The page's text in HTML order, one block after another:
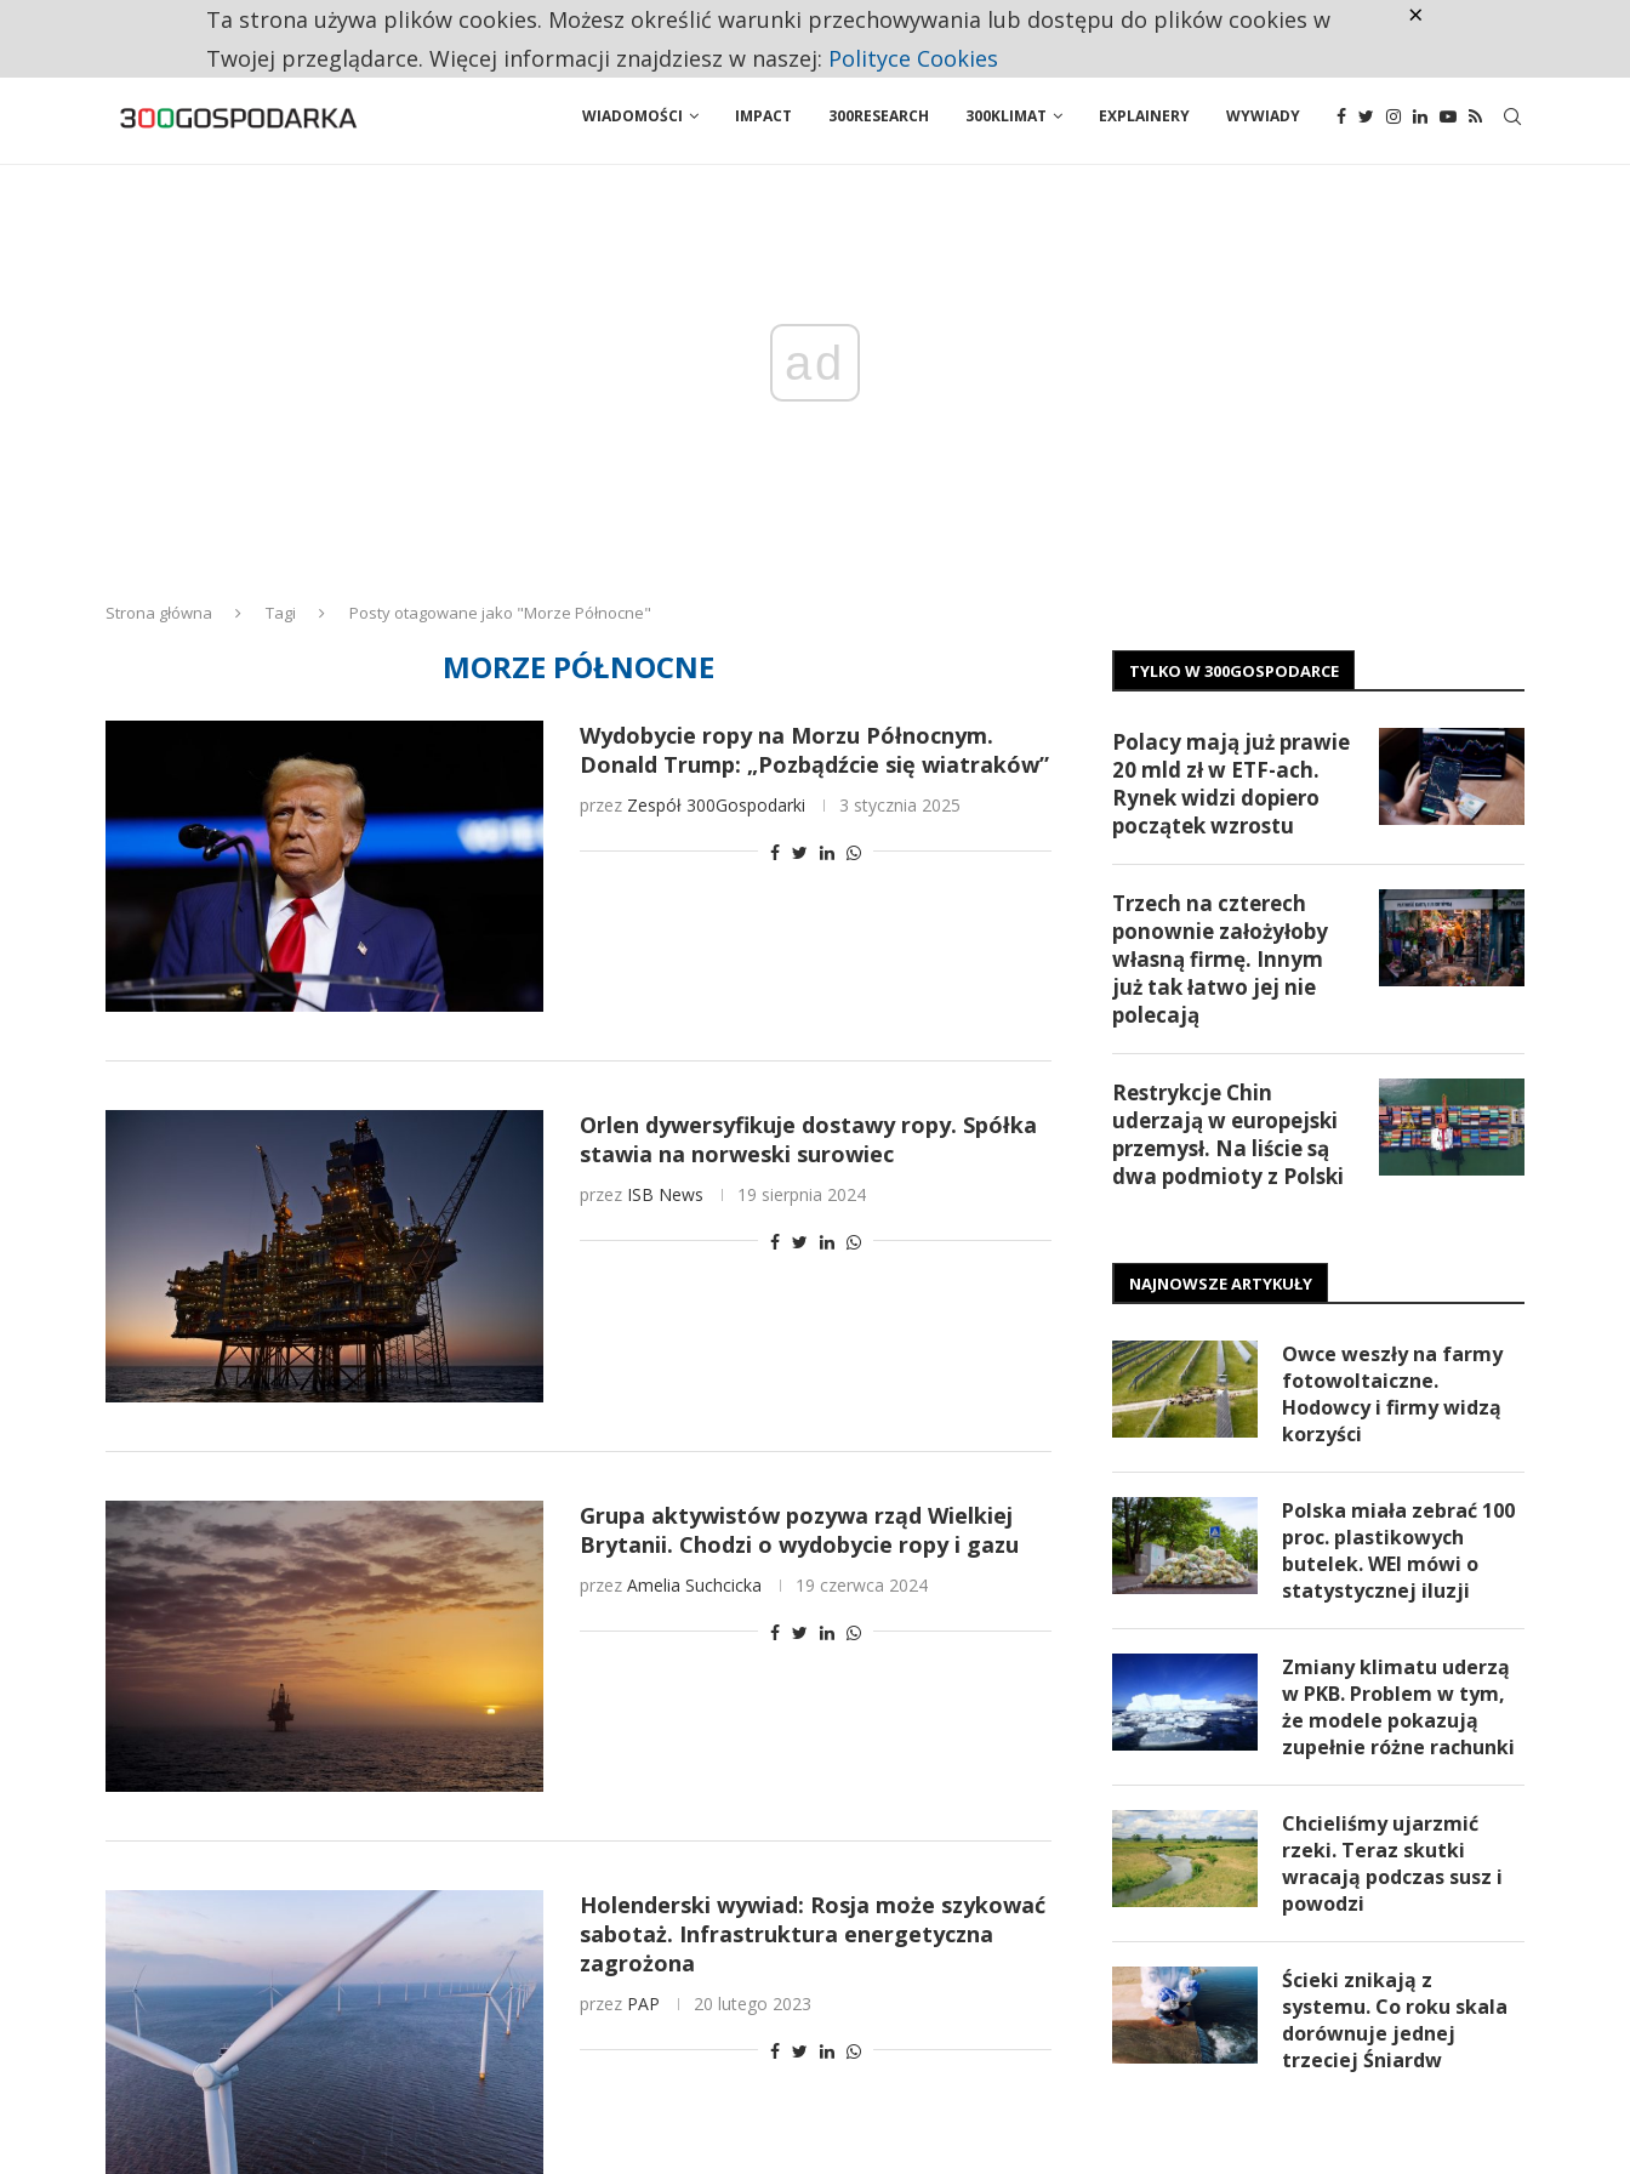
TRZECH NA CZTERECH PONOWNIE ZAŁOŻYŁOBY WŁASNĄ FIRMĘ. INNYM JUŻ TAK ŁATWO JEJ NIE POLECAJĄ
WIADOMOŚCI IMPACT 300RESEARCH 300KLIMAT EXPLAINERY WYWIADY
ad
Strona główna Tagi Posty otagowane jako "Morze Północne"
MORZE PÓŁNOCNE
Wydobycie ropy na Morzu Północnym.
Donald Trump: „Pozbądźcie się wiatraków”
przez Zespół 300Gospodarki 3 stycznia 2025
Orlen dywersyfikuje dostawy ropy. Spółka
stawia na norweski surowiec
przez ISB News 19 sierpnia 2024
Grupa aktywistów pozywa rząd Wielkiej
Brytanii. Chodzi o wydobycie ropy i gazu
przez Amelia Suchcicka 19 czerwca 2024
Holenderski wywiad: Rosja może szykować
sabotaż. Infrastruktura energetyczna
zagrożona
przez PAP 20 lutego 2023
TYLKO W 300GOSPODARCE
Polacy mają już prawie
20 mld zł w ETF-ach.
Rynek widzi dopiero
początek wzrostu
Trzech na czterech
ponownie założyłoby
własną firmę. Innym
już tak łatwo jej nie
polecają
Restrykcje Chin
uderzają w europejski
przemysł. Na liście są
dwa podmioty z Polski
NAJNOWSZE ARTYKUŁY
Owce weszły na farmy
fotowoltaiczne.
Hodowcy i firmy widzą
korzyści
Polska miała zebrać 100
proc. plastikowych
butelek. WEI mówi o
statystycznej iluzji
Zmiany klimatu uderzą
w PKB. Problem w tym,
że modele pokazują
zupełnie różne rachunki
Chcieliśmy ujarzmić
rzeki. Teraz skutki
wracają podczas susz i
powodzi
Ścieki znikają z
systemu. Co roku skala
dorównuje jednej
trzeciej Śniardw
Ta strona używa plików cookies. Możesz określić warunki przechowywania lub dostępu do plików cookies w
Twojej przeglądarce. Więcej informacji znajdziesz w naszej: Polityce Cookies
×